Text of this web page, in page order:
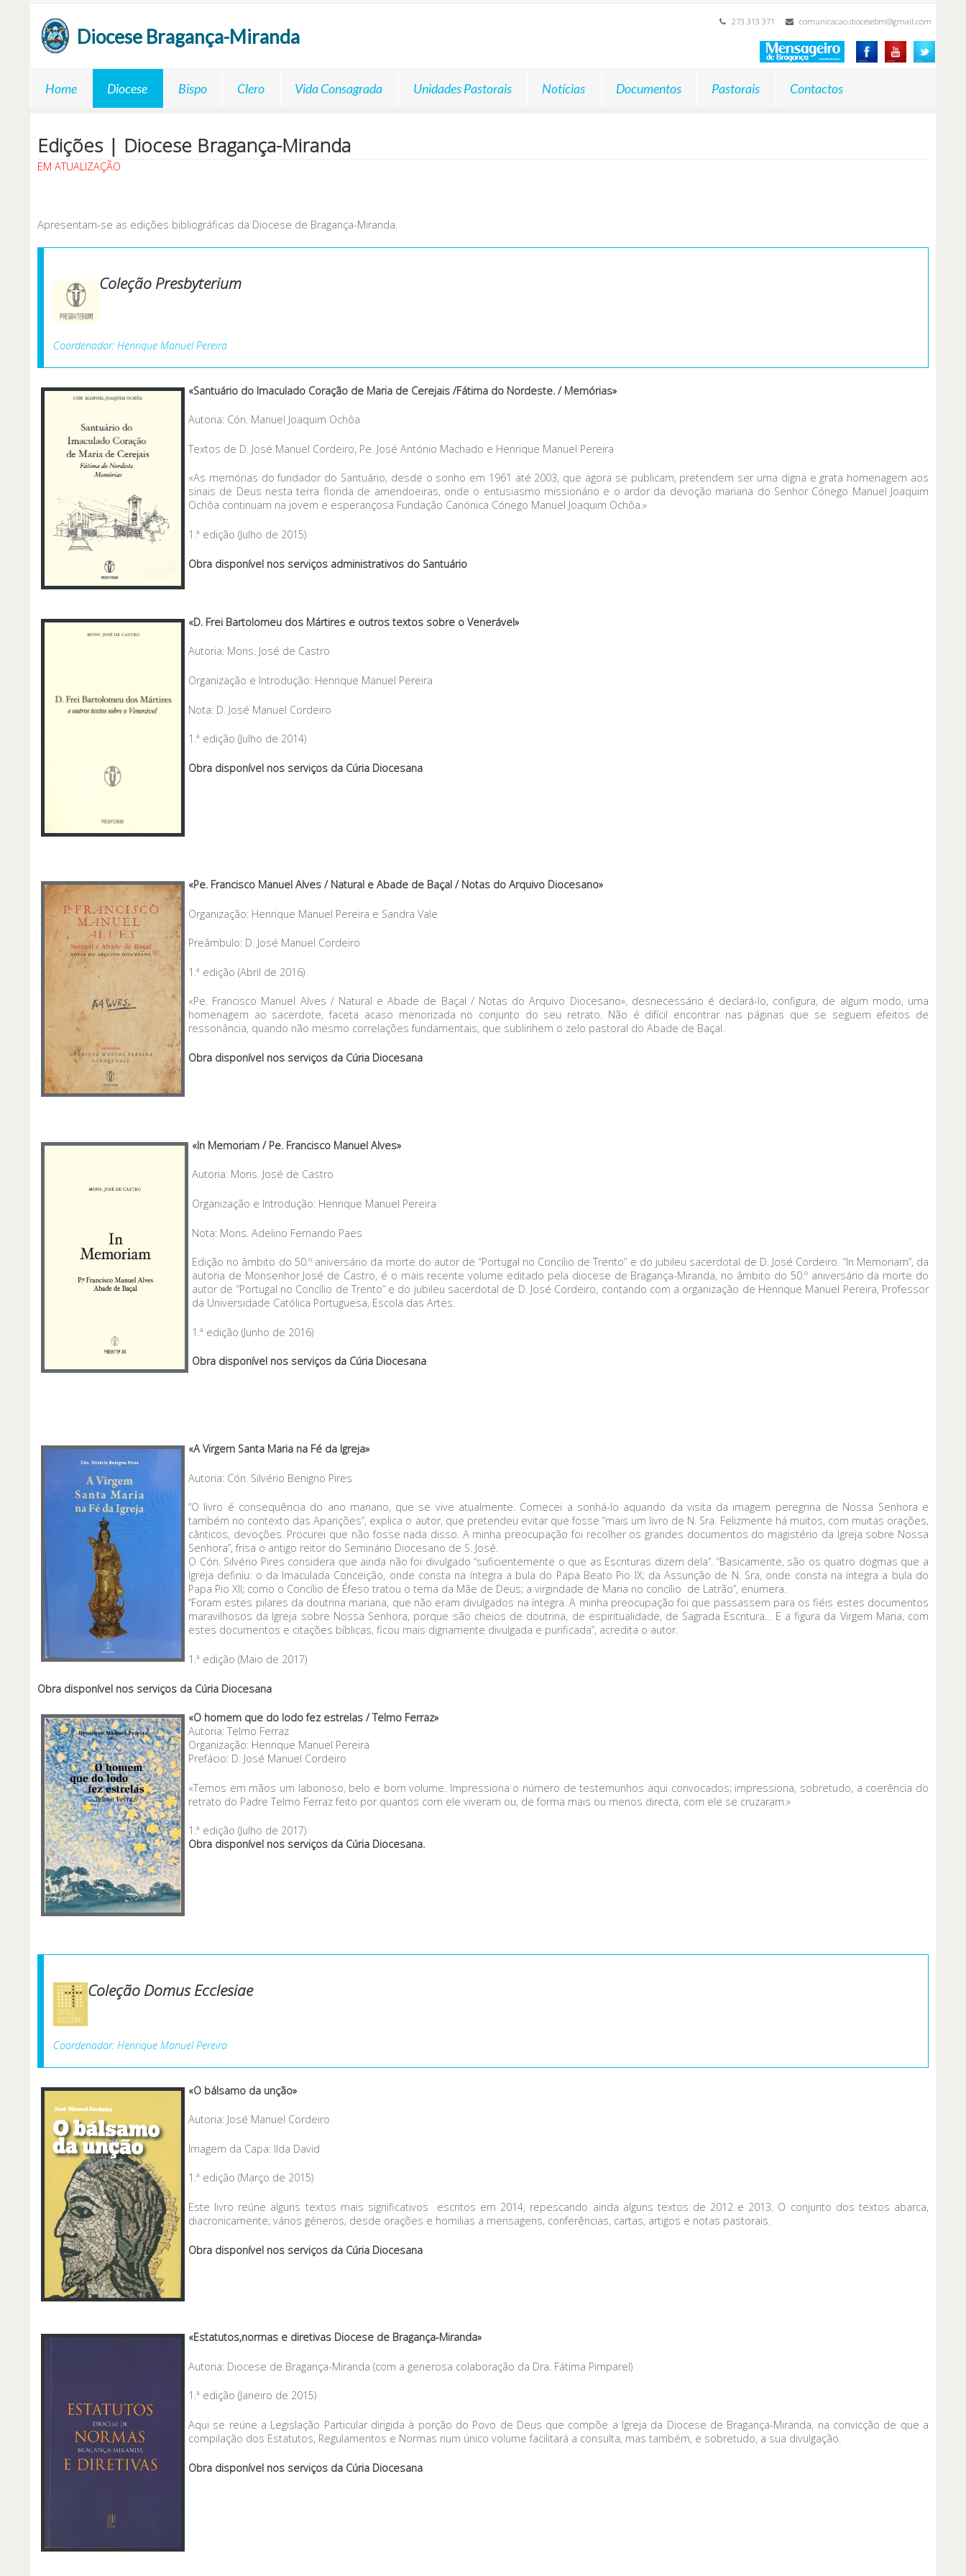
Diocese Bragança-Miranda
273 313 371 comunicacao.diocesebm@gmail.com
Home Diocese Bispo Clero Vida Consagrada Unidades Pastorais Notícias Documentos Pastorais Contactos
Edições | Diocese Bragança-Miranda
EM ATUALIZAÇÃO
Apresentam-se as edições bibliográficas da Diocese de Bragança-Miranda.
Coleção Presbyterium
Coordenador: Henrique Manuel Pereira
«Santuário do Imaculado Coração de Maria de Cerejais /Fátima do Nordeste. / Memórias»
Autoria: Cón. Manuel Joaquim Ochôa
Textos de D. José Manuel Cordeiro, Pe. José António Machado e Henrique Manuel Pereira
«As memórias do fundador do Santuário, desde o sonho em 1961 até 2003, que agora se publicam, pretendem ser uma digna e grata homenagem aos
sinais de Deus nesta terra florida de amendoeiras, onde o entusiasmo missionário e o ardor da devoção mariana do Senhor Cónego Manuel Joaquim
Ochôa continuam na jovem e esperançosa Fundação Canónica Cónego Manuel Joaquim Ochôa.»
1.ª edição (Julho de 2015)
Obra disponível nos serviços administrativos do Santuário
«D. Frei Bartolomeu dos Mártires e outros textos sobre o Venerável»
Autoria: Mons. José de Castro
Organização e Introdução: Henrique Manuel Pereira
Nota: D. José Manuel Cordeiro
1.ª edição (Julho de 2014)
Obra disponível nos serviços da Cúria Diocesana
«Pe. Francisco Manuel Alves / Natural e Abade de Baçal / Notas do Arquivo Diocesano»
Organização: Henrique Manuel Pereira e Sandra Vale
Preâmbulo: D. José Manuel Cordeiro
1.ª edição (Abril de 2016)
«Pe. Francisco Manuel Alves / Natural e Abade de Baçal / Notas do Arquivo Diocesano», desnecessário é declará-lo, configura, de algum modo, uma
homenagem ao sacerdote, faceta acaso menorizada no conjunto do seu retrato. Não é difícil encontrar nas páginas que se seguem efeitos de
ressonância, quando não mesmo correlações fundamentais, que sublinhem o zelo pastoral do Abade de Baçal.
Obra disponível nos serviços da Cúria Diocesana
«In Memoriam / Pe. Francisco Manuel Alves»
Autoria: Mons. José de Castro
Organização e Introdução: Henrique Manuel Pereira
Nota: Mons. Adelino Fernando Paes
Edição no âmbito do 50.º aniversário da morte do autor de “Portugal no Concílio de Trento” e do jubileu sacerdotal de D. José Cordeiro. “In Memoriam”, da
autoria de Monsenhor José de Castro, é o mais recente volume editado pela diocese de Bragança-Miranda, no âmbito do 50.º aniversário da morte do
autor de “Portugal no Concílio de Trento” e do jubileu sacerdotal de D. José Cordeiro, contando com a organização de Henrique Manuel Pereira, Professor
da Universidade Católica Portuguesa, Escola das Artes.
1.ª edição (Junho de 2016)
Obra disponível nos serviços da Cúria Diocesana
«A Virgem Santa Maria na Fé da Igreja»
Autoria: Cón. Silvério Benigno Pires
“O livro é consequência do ano mariano, que se vive atualmente. Comecei a sonhá-lo aquando da visita da imagem peregrina de Nossa Senhora e
também no contexto das Aparições”, explica o autor, que pretendeu evitar que fosse “mais um livro de N. Sra. Felizmente há muitos, com muitas orações,
cânticos, devoções. Procurei que não fosse nada disso. A minha preocupação foi recolher os grandes documentos do magistério da Igreja sobre Nossa
Senhora”, frisa o antigo reitor do Seminário Diocesano de S. José.
O Cón. Silvério Pires considera que ainda não foi divulgado “suficientemente o que as Escrituras dizem dela”. “Basicamente, são os quatro dogmas que a
Igreja definiu: o da Imaculada Conceição, onde consta na íntegra a bula do Papa Beato Pio IX; da Assunção de N. Sra, onde consta na íntegra a bula do
Papa Pio XII; como o Concílio de Éfeso tratou o tema da Mãe de Deus; a virgindade de Maria no concílio de Latrão”, enumera.
“Foram estes pilares da doutrina mariana, que não eram divulgados na íntegra. A minha preocupação foi que passassem para os fiéis estes documentos
maravilhosos da Igreja sobre Nossa Senhora, porque são cheios de doutrina, de espiritualidade, de Sagrada Escritura... E a figura da Virgem Maria, com
estes documentos e citações bíblicas, ficou mais dignamente divulgada e purificada”, acredita o autor.
1.ª edição (Maio de 2017)
Obra disponível nos serviços da Cúria Diocesana
«O homem que do lodo fez estrelas / Telmo Ferraz»
Autoria: Telmo Ferraz
Organização: Henrique Manuel Pereira
Prefácio: D. José Manuel Cordeiro
«Temos em mãos um laborioso, belo e bom volume. Impressiona o número de testemunhos aqui convocados; impressiona, sobretudo, a coerência do
retrato do Padre Telmo Ferraz feito por quantos com ele viveram ou, de forma mais ou menos directa, com ele se cruzaram.»
1.ª edição (Julho de 2017)
Obra disponível nos serviços da Cúria Diocesana.
Coleção Domus Ecclesiae
Coordenador: Henrique Manuel Pereira
«O bálsamo da unção»
Autoria: José Manuel Cordeiro
Imagem da Capa: Ilda David
1.ª edição (Março de 2015)
Este livro reúne alguns textos mais significativos escritos em 2014, repescando ainda alguns textos de 2012 e 2013. O conjunto dos textos abarca,
diacronicamente, vários géneros, desde orações e homilias a mensagens, conferências, cartas, artigos e notas pastorais.
Obra disponível nos serviços da Cúria Diocesana
«Estatutos,normas e diretivas Diocese de Bragança-Miranda»
Autoria: Diocese de Bragança-Miranda (com a generosa colaboração da Dra. Fátima Pimparel)
1.ª edição (Janeiro de 2015)
Aqui se reúne a Legislação Particular dirigida à porção do Povo de Deus que compõe a Igreja da Diocese de Bragança-Miranda, na convicção de que a
compilação dos Estatutos, Regulamentos e Normas num único volume facilitará a consulta, mas também, e sobretudo, a sua divulgação.
Obra disponível nos serviços da Cúria Diocesana